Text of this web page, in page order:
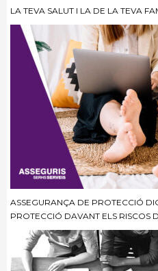
LA TEVA SALUT I LA DE LA TEVA
ASSEGURANÇA DE PROTECCIÓ
PROTECCIÓ DAVANT ELS RISCOS